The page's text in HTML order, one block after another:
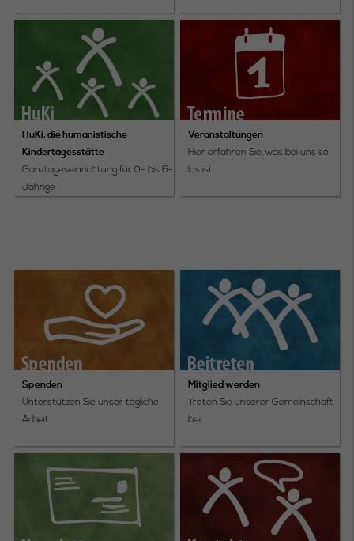
HuKi, die humanistische
Kindertagesstätte
Ganztageseinrichtung für 0- bis 6-
Jährige
Veranstaltungen
Hier erfahren Sie, was bei uns so
los ist
Spenden
Unterstützen Sie unser tägliche
Arbeit
Mitglied werden
Treten Sie unserer Gemeinschaft
bei